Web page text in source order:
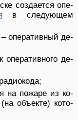
создается опе­
в следующем
– оперативный де­
оперативного де­
на пожаре из ко­
объекте) кото­